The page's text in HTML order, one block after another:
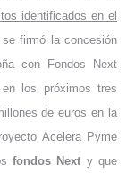
identificados en el
firmó la concesión
con Fondos Next
los próximos tres
de euros en la
Acelera Pyme
fondos Next y que